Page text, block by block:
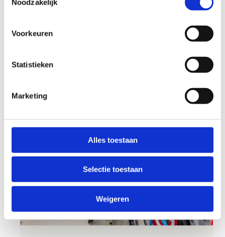
Noodzakelijk
Voorkeuren
Statistieken
Marketing
Alles toestaan
Selectie toestaan
Weigeren
(binnen onze openingsuren) beschikbaar. Kom jij